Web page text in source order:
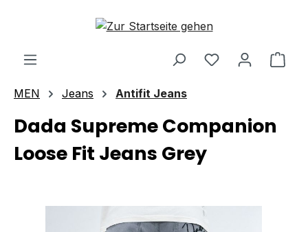
Zum Hauptinhalt springen
MEN Jeans Antifit Jeans
Dada Supreme Companion
Loose Fit Jeans Grey